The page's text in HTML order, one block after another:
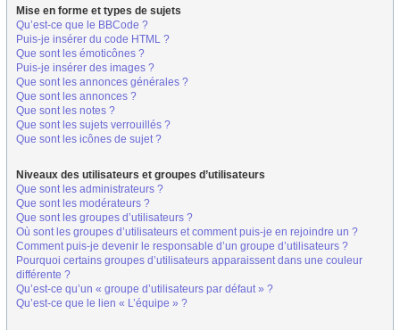
Mise en forme et types de sujets
Qu’est-ce que le BBCode ?
Puis-je insérer du code HTML ?
Que sont les émoticônes ?
Puis-je insérer des images ?
Que sont les annonces générales ?
Que sont les annonces ?
Que sont les notes ?
Que sont les sujets verrouillés ?
Que sont les icônes de sujet ?
Niveaux des utilisateurs et groupes d’utilisateurs
Que sont les administrateurs ?
Que sont les modérateurs ?
Que sont les groupes d’utilisateurs ?
Où sont les groupes d’utilisateurs et comment puis-je en rejoindre un ?
Comment puis-je devenir le responsable d’un groupe d’utilisateurs ?
Pourquoi certains groupes d’utilisateurs apparaissent dans une couleur
différente ?
Qu’est-ce qu’un « groupe d’utilisateurs par défaut » ?
Qu’est-ce que le lien « L’équipe » ?